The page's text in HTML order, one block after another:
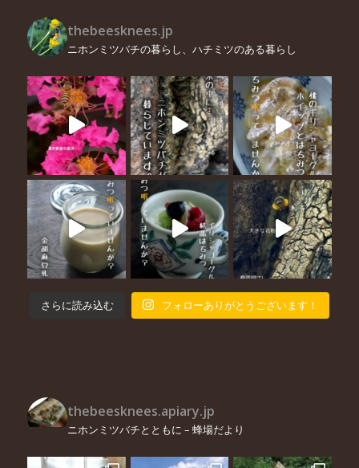
thebeesknees.jp
ニホンミツバチの暮らし、ハチミツのある暮らし
さらに読み込む フォローありがとうございます！
thebeesknees.apiary.jp
ニホンミツバチとともに – 蜂場だより